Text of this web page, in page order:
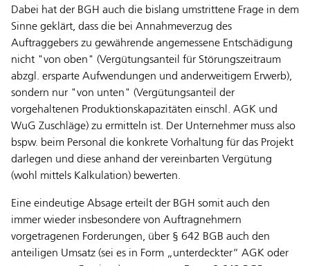
Dabei hat der BGH auch die bislang umstrittene Frage in dem
Sinne geklärt, dass die bei Annahmeverzug des
Auftraggebers zu gewährende angemessene Entschädigung
nicht "von oben" (Vergütungsanteil für Störungszeitraum
abzgl. ersparte Aufwendungen und anderweitigem Erwerb),
sondern nur "von unten" (Vergütungsanteil der
vorgehaltenen Produktionskapazitäten einschl. AGK und
WuG Zuschläge) zu ermitteln ist. Der Unternehmer muss also
bspw. beim Personal die konkrete Vorhaltung für das Projekt
darlegen und diese anhand der vereinbarten Vergütung
(wohl mittels Kalkulation) bewerten.
Eine eindeutige Absage erteilt der BGH somit auch den
immer wieder insbesondere von Auftragnehmern
vorgetragenen Forderungen, über § 642 BGB auch den
anteiligen Umsatz (sei es in Form „unterdeckter“ AGK oder